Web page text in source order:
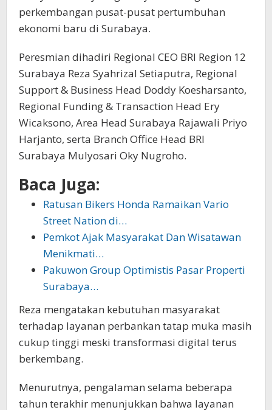
perkembangan pusat-pusat pertumbuhan
ekonomi baru di Surabaya.
Peresmian dihadiri Regional CEO BRI Region 12
Surabaya Reza Syahrizal Setiaputra, Regional
Support & Business Head Doddy Koesharsanto,
Regional Funding & Transaction Head Ery
Wicaksono, Area Head Surabaya Rajawali Priyo
Harjanto, serta Branch Office Head BRI
Surabaya Mulyosari Oky Nugroho.
Baca Juga:
Ratusan Bikers Honda Ramaikan Vario
Street Nation di…
Pemkot Ajak Masyarakat Dan Wisatawan
Menikmati…
Pakuwon Group Optimistis Pasar Properti
Surabaya…
Reza mengatakan kebutuhan masyarakat
terhadap layanan perbankan tatap muka masih
cukup tinggi meski transformasi digital terus
berkembang.
Menurutnya, pengalaman selama beberapa
tahun terakhir menunjukkan bahwa layanan